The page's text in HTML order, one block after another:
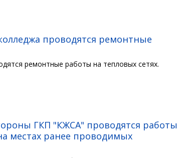
проводятся ремонтные
ремонтные работы на тепловых сетях.
ГКП "КЖСА" проводятся работы
местах ранее проводимых